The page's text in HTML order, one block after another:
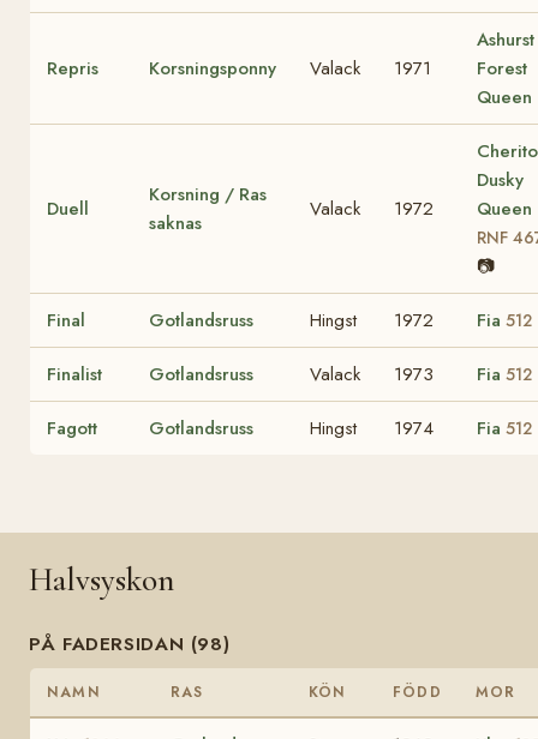
Repris Korsningsponny Valack 1971
Ashurst
Forest
Queen
Duell
Korsning / Ras
saknas
Valack 1972
Dusky
Queen
RNF
📷
Final Gotlandsruss Hingst 1972 Fia 512
Finalist Gotlandsruss Valack 1973 Fia 512
Fagott Gotlandsruss Hingst 1974 Fia 512
Halvsyskon
PÅ FADERSIDAN (98)
NAMN RAS KÖN FÖDD MOR